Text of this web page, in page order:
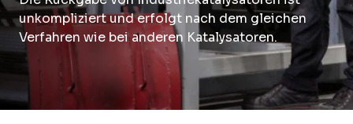
unkompliziert und erfolgt nach dem gleichen
Verfahren wie bei anderen Katalysatoren.